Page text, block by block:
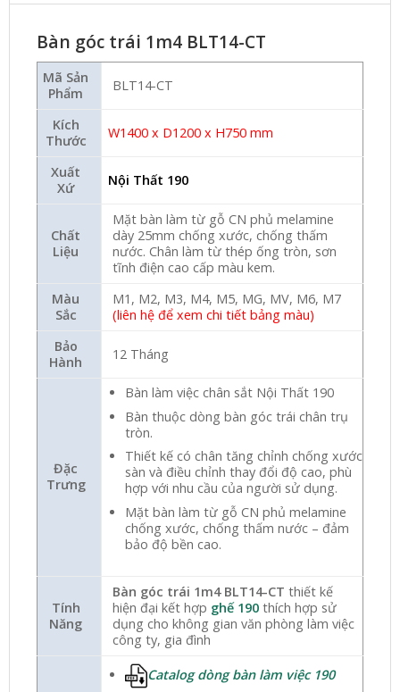
Bàn góc trái 1m4 BLT14-CT
Mã Sản
Phẩm
BLT14-CT
Kích
Thước
W1400 x D1200 x H750 mm
Xuất
Xứ
Nội Thất 190
Chất
Liệu
Mặt bàn làm từ gỗ CN phủ melamine
dày 25mm chống xước, chống thấm
nước. Chân làm từ thép ống tròn, sơn
tĩnh điện cao cấp màu kem.
Màu
Sắc
M1, M2, M3, M4, M5, MG, MV, M6, M7
(liên hệ để xem chi tiết bảng màu)
Bảo
Hành
12 Tháng
Đặc
Trưng
Bàn làm việc chân sắt Nội Thất 190
Bàn thuộc dòng bàn góc trái chân trụ
tròn.
Thiết kế có chân tăng chỉnh chống xước
sàn và điều chỉnh thay đổi độ cao, phù
hợp với nhu cầu của người sử dụng.
Mặt bàn làm từ gỗ CN phủ melamine
chống xước, chống thấm nước – đảm
bảo độ bền cao.
Tính
Năng
Bàn góc trái 1m4 BLT14-CT thiết kế
hiện đại kết hợp ghế 190 thích hợp sử
dụng cho không gian văn phòng làm việc
công ty, gia đình
Catalog dòng bàn làm việc 190